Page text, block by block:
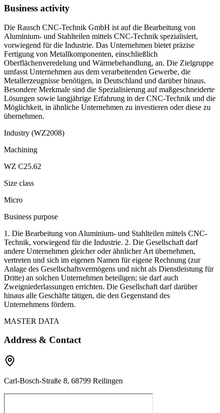
Business activity
Die Rausch CNC-Technik GmbH ist auf die Bearbeitung von
Aluminium- und Stahlteilen mittels CNC-Technik spezialisiert,
vorwiegend für die Industrie. Das Unternehmen bietet präzise
Fertigung von Metallkomponenten, einschließlich
Oberflächenveredelung und Wärmebehandlung, an. Die Zielgruppe
umfasst Unternehmen aus dem verarbeitenden Gewerbe, die
Metallerzeugnisse benötigen, in Deutschland und darüber hinaus.
Besondere Merkmale sind die Spezialisierung auf maßgeschneiderte
Lösungen sowie langjährige Erfahrung in der CNC-Technik und die
Möglichkeit, in ähnliche Unternehmen zu investieren oder diese zu
übernehmen.
Industry (WZ2008)
Machining
WZ C25.62
Size class
Micro
Business purpose
1. Die Bearbeitung von Aluminium- und Stahlteilen mittels CNC-
Technik, vorwiegend für die Industrie. 2. Die Gesellschaft darf
andere Unternehmen gleicher oder ähnlicher Art übernehmen,
vertreten und sich im eigenen Namen für eigene Rechnung (zur
Anlage des Gesellschaftsvermögens und nicht als Dienstleistung für
Dritte) an solchen Unternehmen beteiligen; sie darf auch
Zweigniederlassungen errichten. Die Gesellschaft darf darüber
hinaus alle Geschäfte tätigen, die den Gegenstand des
Unternehmens fördern.
MASTER DATA
Address & Contact
Carl-Bosch-Straße 8, 68799 Reilingen